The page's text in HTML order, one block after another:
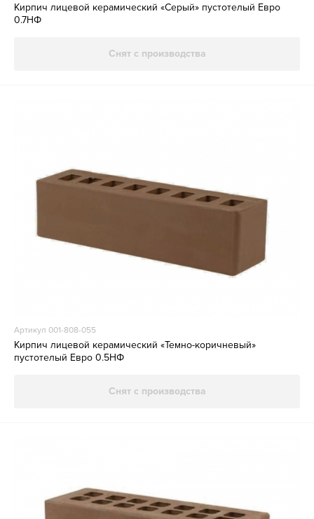
Кирпич лицевой керамический «Серый» пустотелый Евро
0.7НФ
Снят с производства
Артикул 001-808-055
Кирпич лицевой керамический «Темно-коричневый»
пустотелый Евро 0.5НФ
Снят с производства